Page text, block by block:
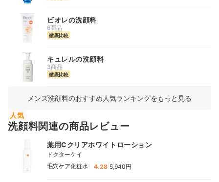
ビオレの洗顔料
6商品
徹底比較
キュレルの洗顔料
3商品
徹底比較
メンズ洗顔料のおすすめ人気ランキングをもっと見る
人気
洗顔料関連の商品レビュー
薬用Cクリアホワイトローション
ドクターケイ
毛穴ケア化粧水
4.28 5,940円